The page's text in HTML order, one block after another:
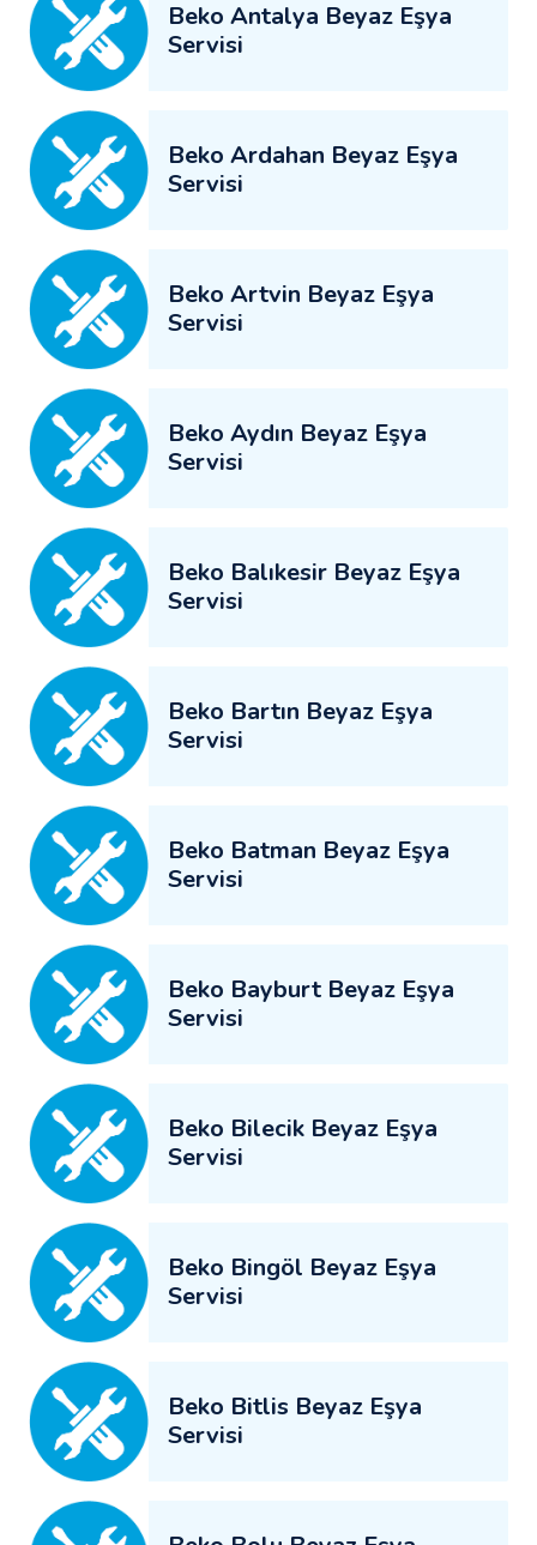
Beko Antalya Beyaz Eşya
Servisi
Beko Ardahan Beyaz Eşya
Servisi
Beko Artvin Beyaz Eşya
Servisi
Beko Aydın Beyaz Eşya
Servisi
Beko Balıkesir Beyaz Eşya
Servisi
Beko Bartın Beyaz Eşya
Servisi
Beko Batman Beyaz Eşya
Servisi
Beko Bayburt Beyaz Eşya
Servisi
Beko Bilecik Beyaz Eşya
Servisi
Beko Bingöl Beyaz Eşya
Servisi
Beko Bitlis Beyaz Eşya
Servisi